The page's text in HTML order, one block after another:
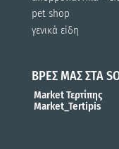
pet shop
γενικά είδη
ΒΡΕΣ ΜΑΣ ΣΤΑ
Market Τερτίπης
Market_Tertipis